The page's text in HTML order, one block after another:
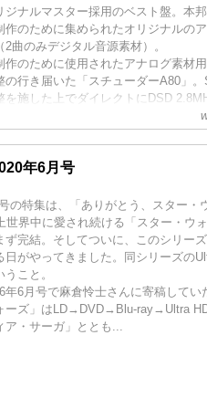
ジナルマスター採用のベスト盤。本
作のために集められたオリジナルの
2曲のみデジタル音源素材）。
作のために使用されたアナログ素材
の行き届いた「スチューダーA80」
を施した上でダイレクトにDSD
ンバートではなく、再度マスターテ
タリングが新たに施されてい...
年6月号
の特集は、「ありがとう、スター・
世界中に愛され続ける「スター・ウ
ず完結。そしてついに、このシリー
日がやってきました。同シリーズの
こと。
年6月号で麻倉怜士さんに寄稿してい
ーズ」はLD→DVD→Blu-ray→Ultra
ア・サーガ」ととも...